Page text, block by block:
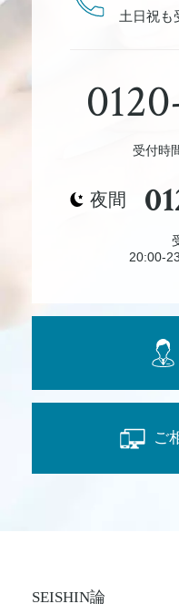
土日祝も
受付時
夜間
20:00-
ご
SEISHIN論